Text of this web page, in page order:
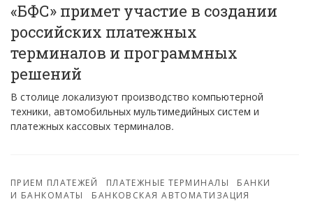
«БФС» примет участие в создании
российских платежных
терминалов и программных
решений
В столице локализуют производство компьютерной
техники, автомобильных мультимедийных систем и
платежных кассовых терминалов.
ПРИЕМ ПЛАТЕЖЕЙ ПЛАТЕЖНЫЕ ТЕРМИНАЛЫ
БАНКИ
И БАНКОМАТЫ
БАНКОВСКАЯ АВТОМАТИЗАЦИЯ